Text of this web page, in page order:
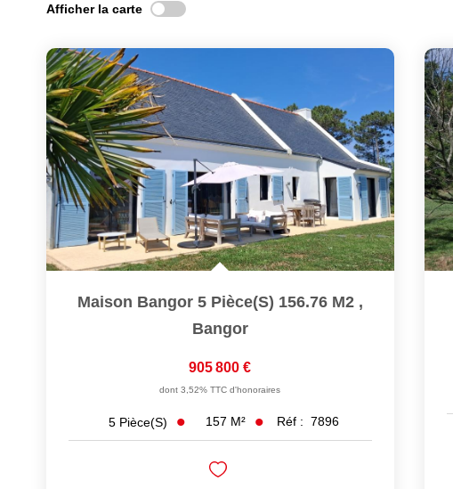
Afficher la carte
Maison Bangor 5 Pièce(s) 156.76 M2 ,
Bangor
905 800 €
dont 3,52% TTC d'honoraires
5 Pièce(s) 157 M² Réf : 7896